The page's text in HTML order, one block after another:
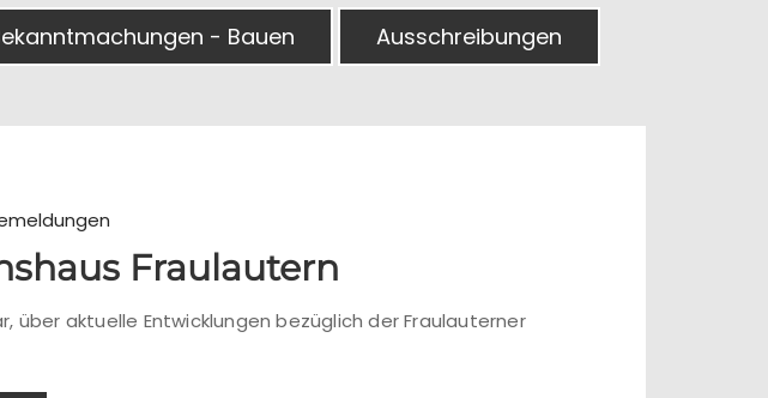
- Bauen Ausschreibungen
Fraulautern
über aktuelle Entwicklungen bezüglich der Fraulauterner